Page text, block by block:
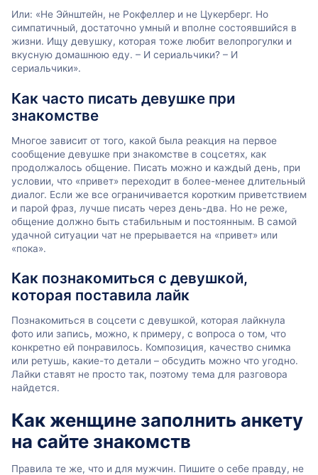
Или: «Не Эйнштейн, не Рокфеллер и не Цукерберг. Но
симпатичный, достаточно умный и вполне состоявшийся в
жизни. Ищу девушку, которая тоже любит велопрогулки и
вкусную домашнюю еду. – И сериальчики? – И
сериальчики».
Как часто писать девушке при
знакомстве
Многое зависит от того, какой была реакция на первое
сообщение девушке при знакомстве в соцсетях, как
продолжалось общение. Писать можно и каждый день, при
условии, что «привет» переходит в более-менее длительный
диалог. Если же все ограничивается коротким приветствием
и парой фраз, лучше писать через день-два. Но не реже,
общение должно быть стабильным и постоянным. В самой
удачной ситуации чат не прерывается на «привет» или
«пока».
Как познакомиться с девушкой,
которая поставила лайк
Познакомиться в соцсети с девушкой, которая лайкнула
фото или запись, можно, к примеру, с вопроса о том, что
конкретно ей понравилось. Композиция, качество снимка
или ретушь, какие-то детали – обсудить можно что угодно.
Лайки ставят не просто так, поэтому тема для разговора
найдется.
Как женщине заполнить анкету
на сайте знакомств
Правила те же, что и для мужчин. Пишите о себе правду, не